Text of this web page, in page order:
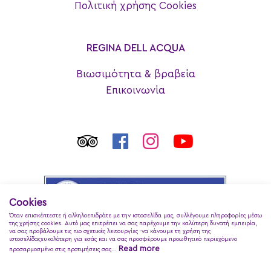
Πολιτική χρήσης Cookies
REGINA DELL ACQUA
Βιωσιμότητα & βραβεία
Επικοινωνία
Cookies
Όταν επισκέπτεστε ή αλληλοεπιδράτε με την ιστοσελίδα μας, συλλέγουμε πληροφορίες μέσω
της χρήσης cookies. Αυτό μας επιτρέπει να σας παρέχουμε την καλύτερη δυνατή εμπειρία,
να σας προβάλουμε τις πιο σχετικές λειτουργίες -να κάνουμε τη χρήση της
ιστοσελίδαςευκολότερη για εσάς και να σας προσφέρουμε προωθητικό περιεχόμενο
προσαρμοσμένο στις προτιμήσεις σας... Read more